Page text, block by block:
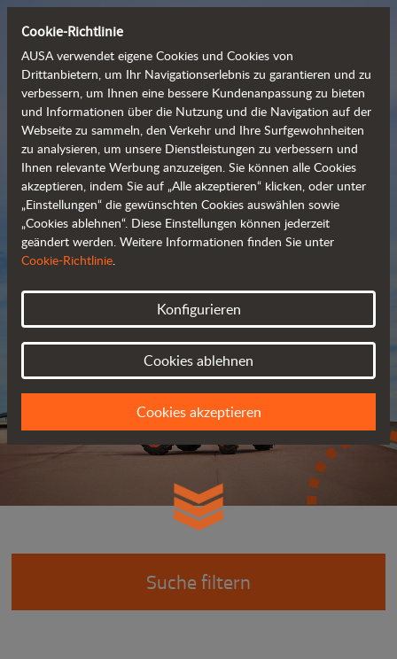
Entdecken Sie unsere
  umfangreiche
Produktpalette
Datenblätter
Suche filtern
Cookie-Richtlinie
AUSA verwendet eigene Cookies und Cookies von
Drittanbietern, um Ihr Navigationserlebnis zu garantieren und zu
verbessern, um Ihnen eine bessere Kundenanpassung zu bieten
und Informationen über die Nutzung und die Navigation auf der
Webseite zu sammeln, den Verkehr und Ihre Surfgewohnheiten
zu analysieren, um unsere Dienstleistungen zu verbessern und
Ihnen relevante Werbung anzuzeigen. Sie können alle Cookies
akzeptieren, indem Sie auf „Alle akzeptieren“ klicken, oder unter
„Einstellungen“ die gewünschten Cookies auswählen sowie
„Cookies ablehnen“. Diese Einstellungen können jederzeit
geändert werden. Weitere Informationen finden Sie unter
Cookie-Richtlinie.
Konfigurieren
Cookies ablehnen
Cookies akzeptieren